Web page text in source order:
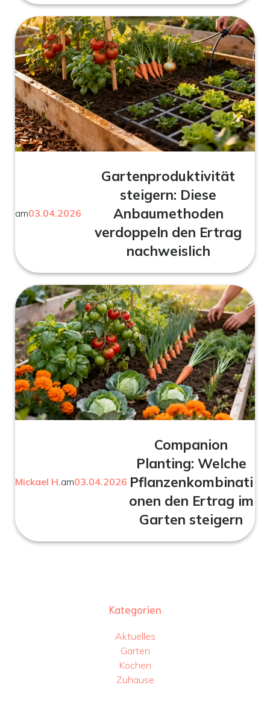
am03.04.2026
Gartenproduktivität
steigern: Diese
Anbaumethoden
verdoppeln den Ertrag
nachweislich
Mickael H.am03.04.2026
Companion
Planting: Welche
Pflanzenkombinati
onen den Ertrag im
Garten steigern
Kategorien
Aktuelles
Garten
Kochen
Zuhause